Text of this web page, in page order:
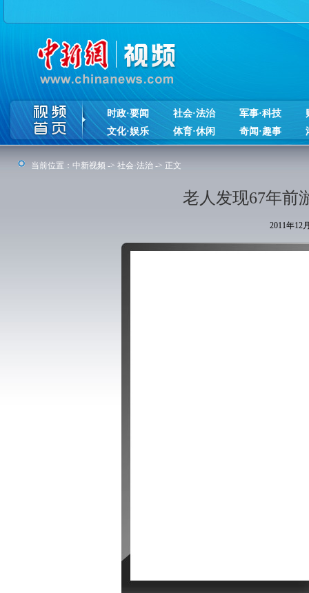
时政·要闻 社会·法治 军事·科技
文化·娱乐
体育·休闲 奇闻·趣事
当前位置： 中新视频 -> 社会·法治 -> 正文
老人发现67年前
2011年12